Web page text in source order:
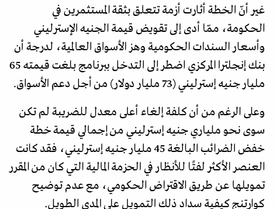
غير أنّ الخطة أثارت أزمة تتعلق بثقة المستثمرين في
الحكومة، ممّا أدى إلى تقويض قيمة الجنيه الإسترليني
وأسعار السندات الحكومية وهز الأسواق العالمية، لدرجة أن
بنك إنجلترا المركزي اضطر إلى التدخل ببرنامج بلغت قيمته 65
مليار جنيه إسترليني (73 مليار دولار) من أجل دعم الأسواق.
وعلى الرغم من أن كلفة إلغاء أعلى معدل للضريبة لم تكن
سوى نحو ملياري جنيه إسترليني من إجمالي قيمة خطة
خفض الضرائب البالغة 45 مليار جنيه إسترليني، فقد كانت
العنصر الأكثر لفتًا للأنظار في الحزمة المالية التي كان من المقرر
تمويلها عن طريق الاقتراض الحكومي، مع عدم توضيح
كوارتنج كيفية سداد ذلك التمويل على المدى الطويل.